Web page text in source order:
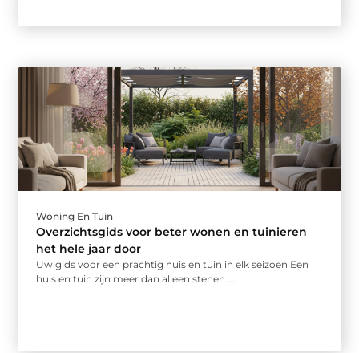
Woning En Tuin
Overzichtsgids voor beter wonen en tuinieren
het hele jaar door
Uw gids voor een prachtig huis en tuin in elk seizoen Een
huis en tuin zijn meer dan alleen stenen ...